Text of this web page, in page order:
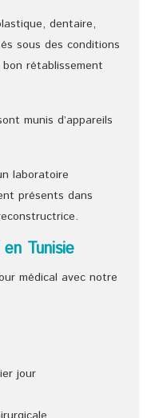
dentaire,
sous des conditions
rétablissement
munis d’appareils
laboratoire
présents dans
Tunisie
médical avec notre
jour